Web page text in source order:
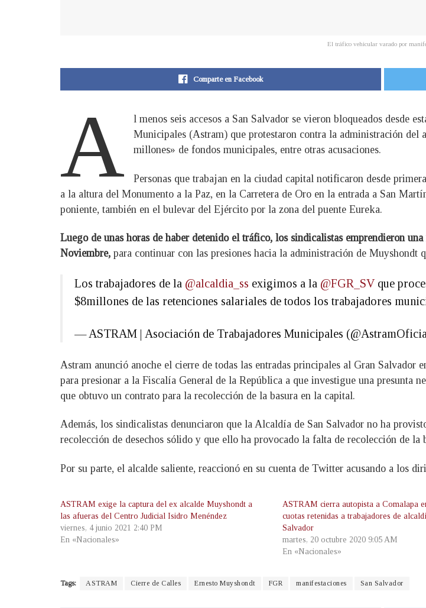
El tráfico vehicular varado por
Comparte en Facebook
A
l menos seis accesos a San Salvador se vieron bloqueados desde
Municipales (Astram) que protestaron contra la administración del
millones» de fondos municipales, entre otras acusaciones.
Personas que trabajan en la ciudad capital notificaron desde
a la altura del Monumento a la Paz, en la Carretera de Oro en la entrada a San
poniente, también en el bulevar del Ejército por la zona del puente Eureka.
Luego de unas horas de haber detenido el tráfico, los sindicalistas emprendieron
Noviembre, para continuar con las presiones hacia la administración de Muyshondt
Los trabajadores de la @alcaldia_ss exigimos a la @FGR_SVque
$8millones de las retenciones salariales de todos los trabajadores
— ASTRAM | Asociación de Trabajadores Municipales
Astram anunció anoche el cierre de todas las entradas principales al Gran
para presionar a la Fiscalía General de la República a que investigue una presunta
que obtuvo un contrato para la recolección de la basura en la capital.
Además, los sindicalistas denunciaron que la Alcaldía de San Salvador no ha
recolección de desechos sólido y que ello ha provocado la falta de recolección de la
Por su parte, el alcalde saliente, reaccionó en su cuenta de Twitter acusando a los
ASTRAM exige la captura del ex alcalde Muyshondt a
las afueras del Centro Judicial Isidro Menéndez
viernes, 4 junio 2021 2:40 PM
En «Nacionales»
ASTRAM cierra autopista a Comalapa
cuotas retenidas a trabajadores de
Salvador
martes, 20 octubre 2020 9:05 AM
En «Nacionales»
Tags: ASTRAM Cierre de Calles Ernesto Muyshondt FGR manifestaciones San Salvador